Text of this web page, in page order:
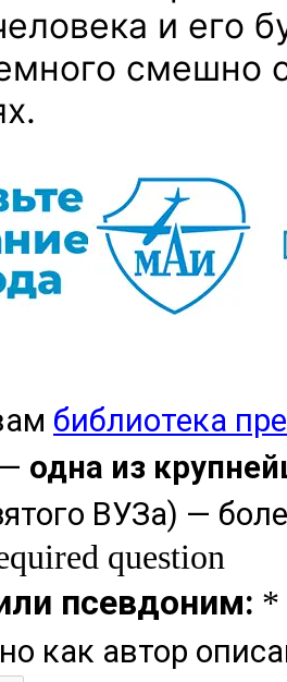
и его
смешно